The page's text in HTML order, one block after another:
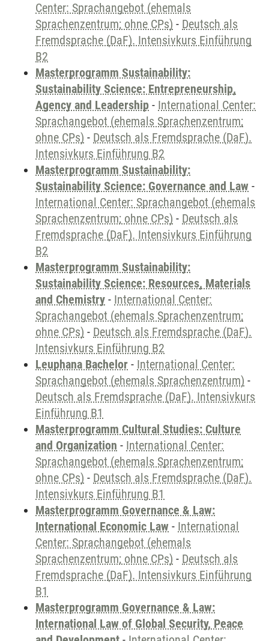
Center: Sprachangebot (ehemals
Sprachenzentrum; ohne CPs) - Deutsch als
Fremdsprache (DaF). Intensivkurs Einführung
B2
Masterprogramm Sustainability:
Sustainability Science: Entrepreneurship,
Agency and Leadership - International Center:
Sprachangebot (ehemals Sprachenzentrum;
ohne CPs) - Deutsch als Fremdsprache (DaF).
Intensivkurs Einführung B2
Masterprogramm Sustainability:
Sustainability Science: Governance and Law -
International Center: Sprachangebot (ehemals
Sprachenzentrum; ohne CPs) - Deutsch als
Fremdsprache (DaF). Intensivkurs Einführung
B2
Masterprogramm Sustainability:
Sustainability Science: Resources, Materials
and Chemistry - International Center:
Sprachangebot (ehemals Sprachenzentrum;
ohne CPs) - Deutsch als Fremdsprache (DaF).
Intensivkurs Einführung B2
Leuphana Bachelor - International Center:
Sprachangebot (ehemals Sprachenzentrum) -
Deutsch als Fremdsprache (DaF). Intensivkurs
Einführung B1
Masterprogramm Cultural Studies: Culture
and Organization - International Center:
Sprachangebot (ehemals Sprachenzentrum;
ohne CPs) - Deutsch als Fremdsprache (DaF).
Intensivkurs Einführung B1
Masterprogramm Governance & Law:
International Economic Law - International
Center: Sprachangebot (ehemals
Sprachenzentrum; ohne CPs) - Deutsch als
Fremdsprache (DaF). Intensivkurs Einführung
B1
Masterprogramm Governance & Law:
International Law of Global Security, Peace